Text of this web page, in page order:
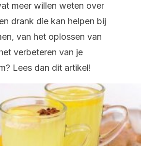
meer willen weten over
drank die kan helpen bij
van het oplossen van
verbeteren van je
Lees dan dit artikel!